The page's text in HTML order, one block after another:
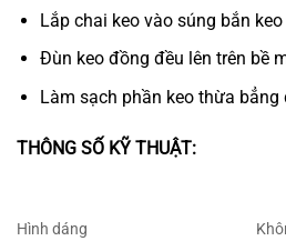
Lắp chai keo vào súng bắn keo
Đùn keo đồng đều lên trên bề
Làm sạch phần keo thừa bẳng
THÔNG SỐ KỸ THUẬT:
Hình dáng